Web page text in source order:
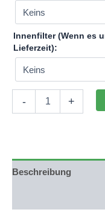
Innenfilter (Wenn es
Lieferzeit):
-
Aquarium
76,5x78x40cm
Kallax
+
Beschreibung